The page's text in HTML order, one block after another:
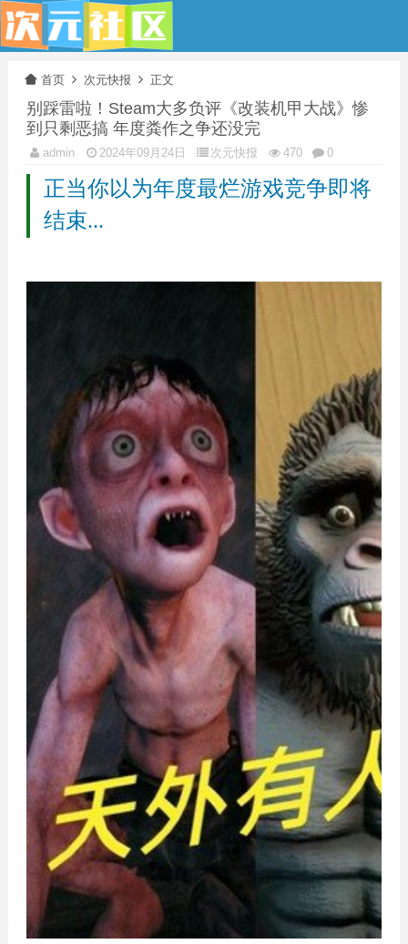
首页 次元快报 正文
别踩雷啦！Steam大多负评《改装机甲大战》惨
到只剩恶搞 年度粪作之争还没完
admin 2024年09月24日 次元快报 470 0
正当你以为年度最烂游戏竞争即将
结束...